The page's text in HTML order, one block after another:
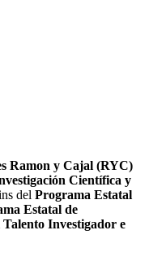
Ramon y Cajal (RYC)
Científica y
del Programa Estatal
Estatal de
Investigador e